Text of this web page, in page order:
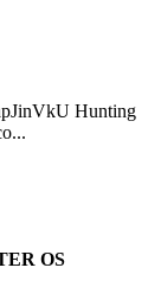
Hunting
OS